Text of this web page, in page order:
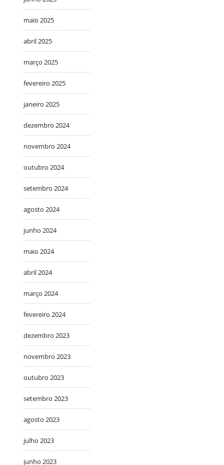
maio 2025
abril 2025
março 2025
fevereiro 2025
janeiro 2025
dezembro 2024
novembro 2024
outubro 2024
setembro 2024
agosto 2024
junho 2024
maio 2024
abril 2024
março 2024
fevereiro 2024
dezembro 2023
novembro 2023
outubro 2023
setembro 2023
agosto 2023
julho 2023
junho 2023